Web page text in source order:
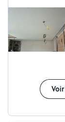
referme sans difficulté Il a fait d’excellent